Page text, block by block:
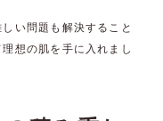
い問題も解決すること
想の肌を手に入れまし